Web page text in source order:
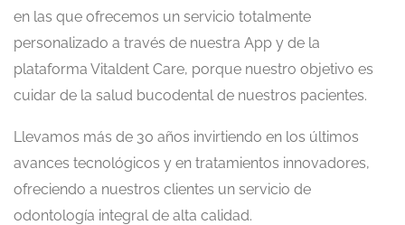
en las que ofrecemos un servicio totalmente
personalizado a través de nuestra App y de la
plataforma Vitaldent Care, porque nuestro objetivo es
cuidar de la salud bucodental de nuestros pacientes.
Llevamos más de 30 años invirtiendo en los últimos
avances tecnológicos y en tratamientos innovadores,
ofreciendo a nuestros clientes un servicio de
odontología integral de alta calidad.